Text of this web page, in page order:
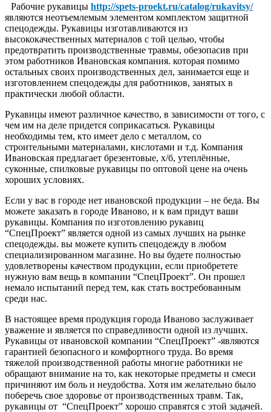
Рабочие рукавицы http://spets-proekt.ru/catalog/rukavitsy/
являются неотъемлемым элементом комплектом защитной
спецодежды. Рукавицы изготавливаются из
высококачественных материалов с той целью, чтобы
предотвратить производственные травмы, обезопасив при
этом работников Ивановская компания. которая помимо
остальных своих производственных дел, занимается еще и
изготовлением спецодежды для работников, занятых в
практически любой области.
Рукавицы имеют различное качество, в зависимости от того, с
чем им на деле придется соприкасаться. Рукавицы
необходимы тем, кто имеет дело с металлом, со
строительными материалами, кислотами и т.д. Компания
Ивановская предлагает брезентовые, х/б, утеплённые,
суконные, спилковые рукавицы по оптовой цене на очень
хороших условиях.
Если у вас в городе нет ивановской продукции – не беда. Вы
можете заказать в городе Иваново, и к вам придут ваши
рукавицы. Компания по изготовлению рукавиц
“СпецПроект” является одной из самых лучших на рынке
спецодежды. вы можете купить спецодежду в любом
специализированном магазине. Но вы будете полностью
удовлетворены качеством продукции, если приобретете
нужную вам вещь в компании “СпецПроект”. Он прошел
немало испытаний перед тем, как стать востребованным
среди нас.
В настоящее время продукция города Иваново заслуживает
уважение и является по справедливости одной из лучших.
Рукавицы от ивановской компании “СпецПроект” -являются
гарантией безопасного и комфортного труда. Во время
тяжелой производственной работы многие работники не
обращают внимание на то, как некоторые предметы и смеси
причиняют им боль и неудобства. Хотя им желательно было
поберечь свое здоровье от производственных травм. Так,
рукавицы от “СпецПроект” хорошо справятся с этой задачей.